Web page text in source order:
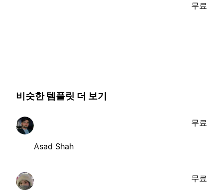
무료
비슷한 템플릿 더 보기
Asad Shah
무료
무료